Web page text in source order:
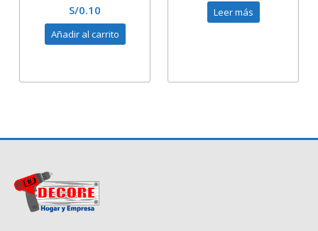
RETROILUMINADO
S/0.10
Añadir al carrito
Leer más